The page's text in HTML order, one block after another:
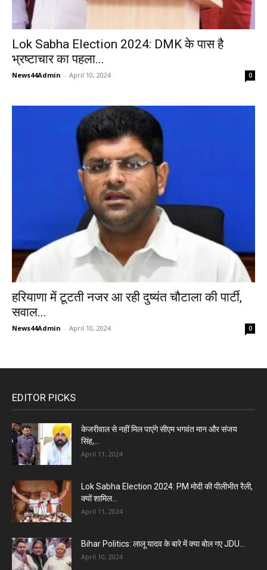
Lok Sabha Election 2024: DMK के पास है
भ्रष्टाचार का पहला...
News44Admin - April 10, 2024 0
हरियाणा में टूटती नजर आ रही दुष्यंत चौटाला की पार्टी,
सवाल...
News44Admin - April 10, 2024 0
EDITOR PICKS
केजरीवाल से नहीं मिल पाएंगे सीएम भगवंत मान और संजय
सिंह,...
April 11, 2024
Lok Sabha Election 2024: PM मोदी की पीलीभीत रैली,
क्यों शामिल...
April 11, 2024
Bihar Politics: लालू यादव के बारे में क्या बोल गए JDU...
April 10, 2024